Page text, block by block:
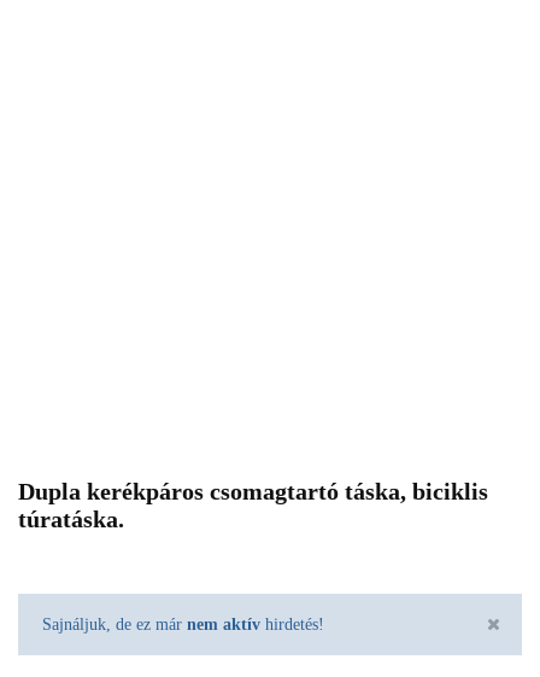
Dupla kerékpáros csomagtartó táska, biciklis
túratáska.
Sajnáljuk, de ez már nem aktív hirdetés!